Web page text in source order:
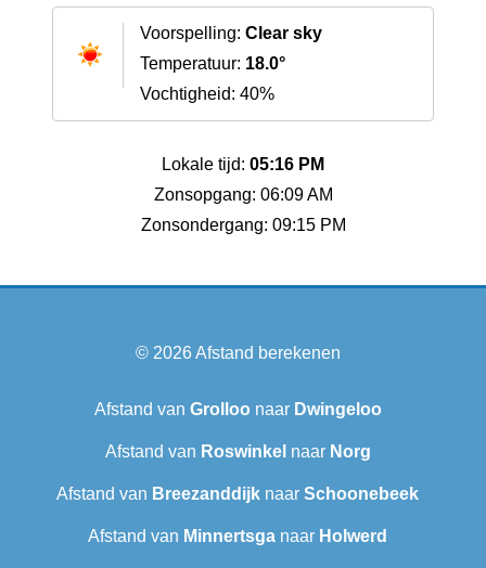
Voorspelling: Clear sky
Temperatuur: 18.0°
Vochtigheid: 40%
Lokale tijd: 05:16 PM
Zonsopgang: 06:09 AM
Zonsondergang: 09:15 PM
© 2026Afstand berekenen
Afstand van Grolloo naar Dwingeloo
Afstand van Roswinkel naar Norg
Afstand van Breezanddijk naar Schoonebeek
Afstand van Minnertsga naar Holwerd